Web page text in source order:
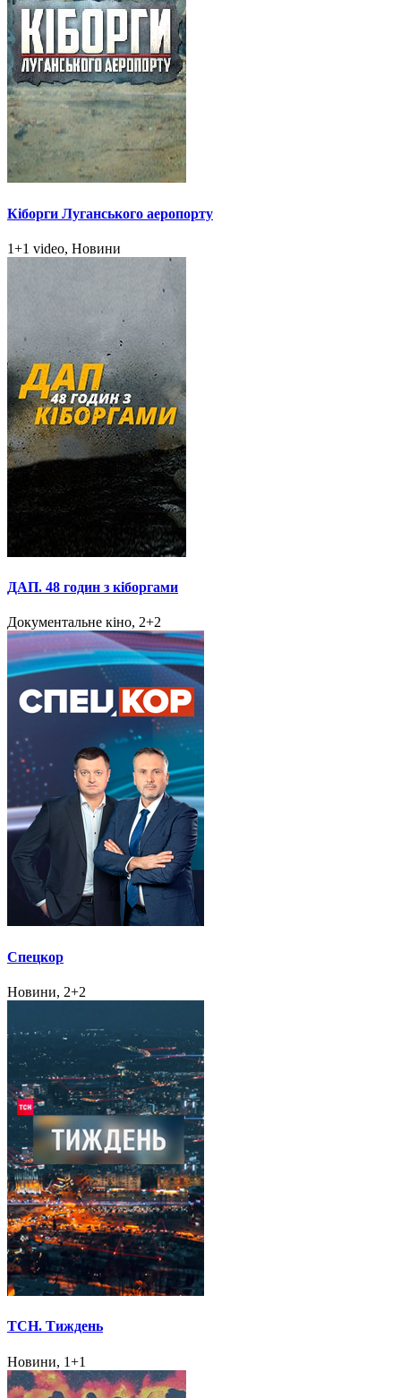
Кіборги Луганського аеропорту
1+1 video, Новини
ДАП. 48 годин з кіборгами
Документальне кіно, 2+2
Спецкор
Новини, 2+2
ТСН. Тиждень
Новини, 1+1